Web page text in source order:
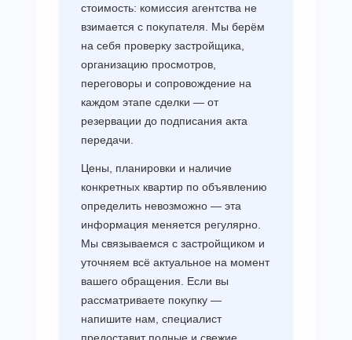
стоимость: комиссия агентства не
взимается с покупателя. Мы берём
на себя проверку застройщика,
организацию просмотров,
переговоры и сопровождение на
каждом этапе сделки — от
резервации до подписания акта
передачи.
Цены, планировки и наличие
конкретных квартир по объявлению
определить невозможно — эта
информация меняется регулярно.
Мы связываемся с застройщиком и
уточняем всё актуальное на момент
вашего обращения. Если вы
рассматриваете покупку —
напишите нам, специалист